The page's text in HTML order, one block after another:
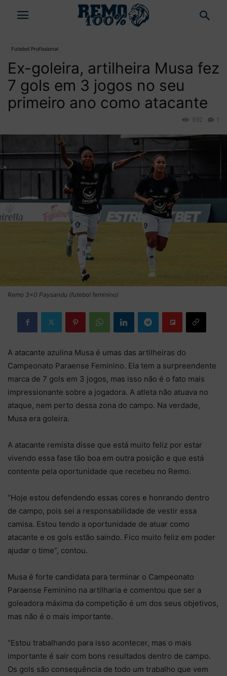
Futebol Profissional
Ex-goleira, artilheira Musa fez
7 gols em 3 jogos no seu
primeiro ano como atacante
1
392
Remo 3×0 Paysandu (futebol feminino)
A atacante azulina Musa é umas das artilheiras do
Campeonato Paraense Feminino. Ela tem a surpreendente
marca de 7 gols em 3 jogos, mas isso não é o fato mais
impressionante sobre a jogadora. A atleta não atuava no
ataque, nem perto dessa zona do campo. Na verdade,
Musa era goleira.
A atacante remista disse que está muito feliz por estar
vivendo essa fase tão boa em outra posição e que está
contente pela oportunidade que recebeu no Remo.
“Hoje estou defendendo essas cores e honrando dentro
de campo, pois sei a responsabilidade de vestir essa
camisa. Estou tendo a oportunidade de atuar como
atacante e os gols estão saindo. Fico muito feliz em poder
ajudar o time”, contou.
Musa é forte candidata para terminar o Campeonato
Paraense Feminino na artilharia e comentou que ser a
goleadora máxima da competição é um dos seus objetivos,
mas não é o mais importante.
“Estou trabalhando para isso acontecer, mas o mais
importante é sair com bons resultados dentro de campo.
Os gols são consequência de todo um trabalho que vem